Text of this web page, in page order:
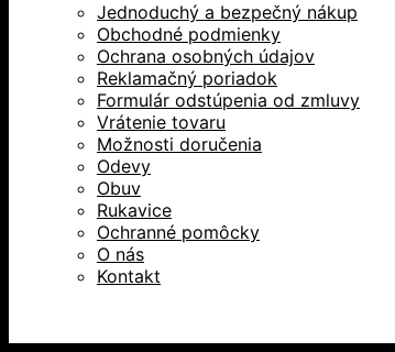
Jednoduchý a bezpečný nákup
Obchodné podmienky
Ochrana osobných údajov
Reklamačný poriadok
Formulár odstúpenia od zmluvy
Vrátenie tovaru
Možnosti doručenia
Odevy
Obuv
Rukavice
Ochranné pomôcky
O nás
Kontakt